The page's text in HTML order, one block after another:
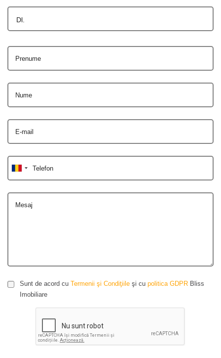
Dl.
Prenume
Nume
E-mail
Telefon
Mesaj
Sunt de acord cu Termenii şi Condiţiile şi cu politica GDPR Bliss
Imobiliare